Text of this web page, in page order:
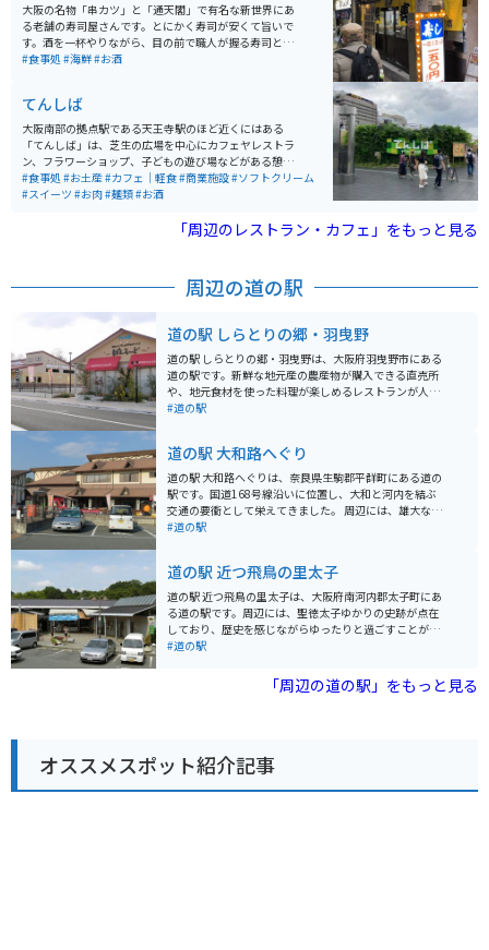
大阪の名物「串カツ」と「通天閣」で有名な新世界にあ
る老舗の寿司屋さんです。とにかく寿司が安くて旨いで
す。酒を一杯やりながら、目の前で職人が握る寿司と昭
和の風情漂う店の雰囲気と相まって、とってもいい感じ
#食事処 #海鮮#お酒
てんしば
大阪南部の拠点駅である天王寺駅のほど近くにはある
「てんしば」は、芝生の広場を中心にカフェヤレストラ
ン、フラワーショップ、子どもの遊び場などがある憩い
のスペースです。「てんしば」からは天王寺動物園にも
ほど近く、親子連れやカップルにも大人気です。また、
いていける距離にありますので、遊んで、観て、食べて
#食事処 #お土産#カフェ｜軽食#商業施設#ソフトクリーム
#スイーツ #お肉#麺類#お酒
「周辺のレストラン・カフェ」をもっと見る
周辺の道の駅
道の駅 しらとりの郷・羽曳野
道の駅 しらとりの郷・羽曳野は、大阪府羽曳野市にある
道の駅です。新鮮な地元産の農産物が購入できる直売所
や、地元食材を使った料理が楽しめるレストランが人気
です。 特に、地元産のぶどうやイチゴ、梨を使ったスイ
古市古墳群や、誉田八幡宮など、歴史的な観光スポット
も点在しているので、ツーリングの拠点としても最適で
す。 道の駅 しらとりの郷・羽曳野で、地元の美味しいも
のを堪能したり、周辺の観光を楽しんでみてはいかがで
しょうか。
#道の駅
道の駅 大和路へぐり
道の駅 大和路へぐりは、奈良県生駒郡平群町にある道の
駅です。国道168号線沿いに位置し、大和と河内を結ぶ
交通の要衝として栄えてきました。 周辺には、雄大な自
然が広がり、ハイキングやサイクリングに最適なコース
味わえるレストランがあります。 バイクで訪れる際は、
広々とした駐車場があるので安心です。また、周辺に
は、信貴生駒スカイラインなど、景色を楽しむことがで
きるワインディングロードも多いため、ツーリングの拠
点としても最適です。 道の駅 大和路へぐり周辺には、歴
る張子の虎で知られており、一見の価値があります。
#道の駅
道の駅 近つ飛鳥の里太子
道の駅 近つ飛鳥の里太子は、大阪府南河内郡太子町にあ
る道の駅です。周辺には、聖徳太子ゆかりの史跡が点在
しており、歴史を感じながらゆったりと過ごすことがで
きます。 特産品としては、地元産の新鮮な野菜や果物が
材を使った料理を楽しむことができます。 バイクで訪れ
る場合、道の駅には広い駐車場が完備されているので安
ごした地として知られており、関連する史跡が多いで
す。道の駅からは、聖徳太子墓や叡福寺などが近く、歴
史散策を楽しむことができます。また、周辺には、自然
#道の駅
「周辺の道の駅」をもっと見る
オススメスポット紹介記事